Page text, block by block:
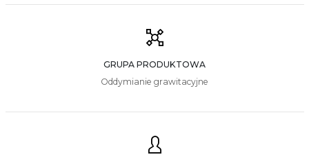
GRUPA PRODUKTOWA
Oddymianie grawitacyjne